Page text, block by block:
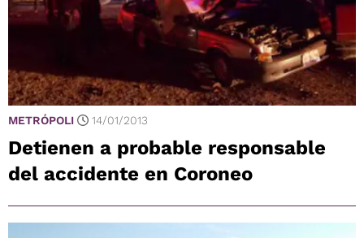
METRÓPOLI 14/01/2013
Detienen a probable responsable
del accidente en Coroneo